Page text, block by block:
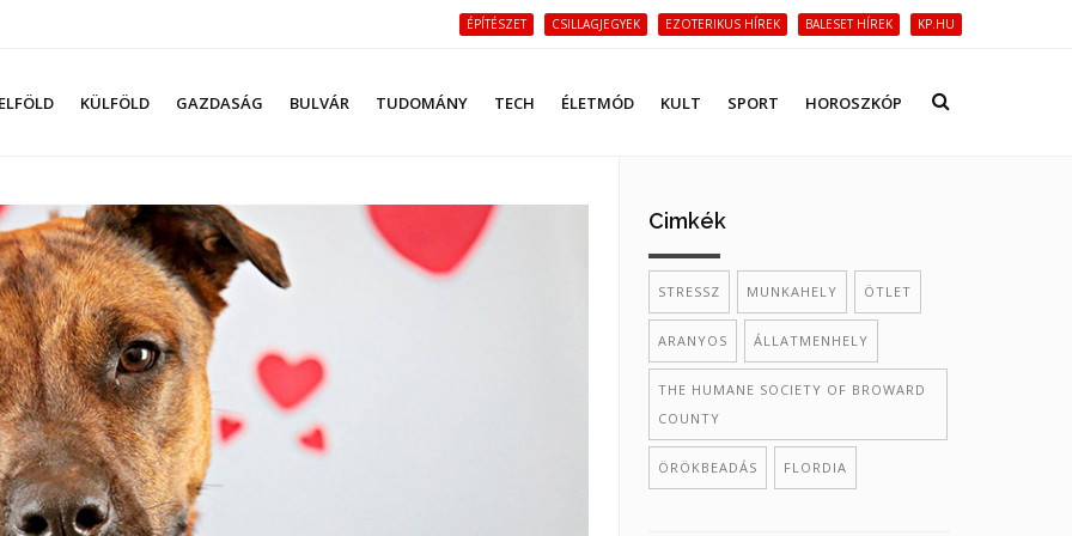
ÉPÍTÉSZET CSILLAGJEGYEK EZOTERIKUS HÍREK BALESET HÍREK KP.HU
KÜLFÖLD GAZDASÁG BULVÁR TUDOMÁNY TECH ÉLETMÓD KULT SPORT HOROSZKÓP
Cimkék
STRESSZ MUNKAHELY ÖTLET
ARANYOS ÁLLATMENHELY
THE HUMANE SOCIETY OF BROWARD
COUNTY
ÖRÖKBEADÁS FLORDIA